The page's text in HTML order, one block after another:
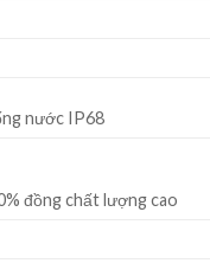
nước IP68
đồng chất lượng cao